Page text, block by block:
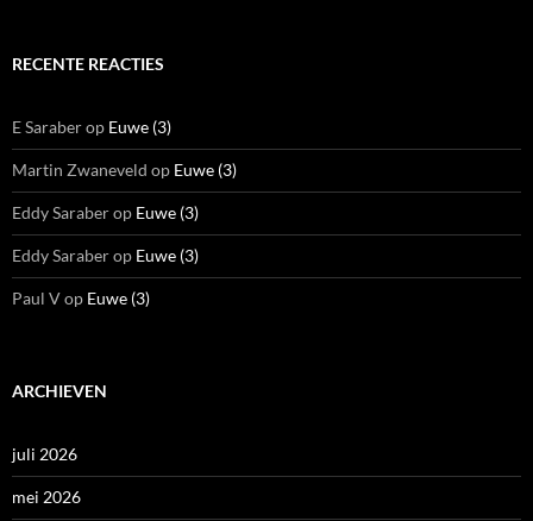
RECENTE REACTIES
E Saraberop Euwe (3)
Martin Zwaneveld op Euwe (3)
Eddy Saraberop Euwe (3)
Eddy Saraberop Euwe (3)
Paul Vop Euwe (3)
ARCHIEVEN
juli 2026
mei 2026